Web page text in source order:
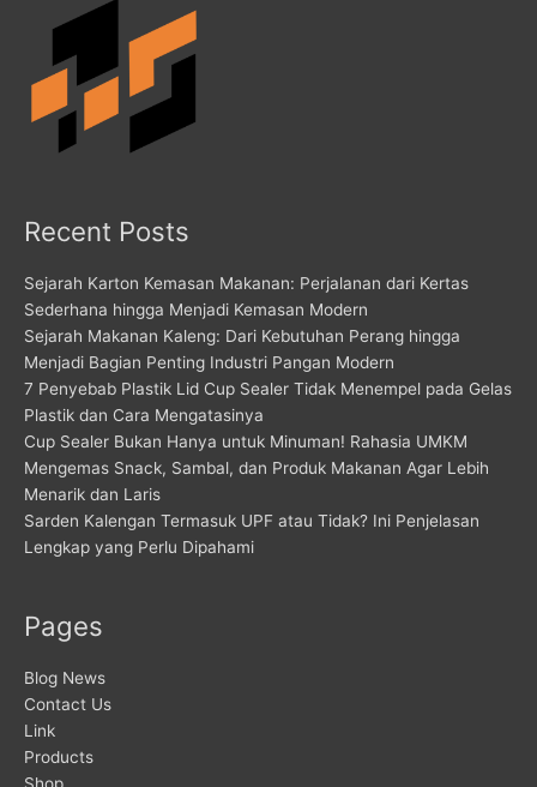
Recent Posts
Sejarah Karton Kemasan Makanan: Perjalanan dari Kertas
Sederhana hingga Menjadi Kemasan Modern
Sejarah Makanan Kaleng: Dari Kebutuhan Perang hingga
Menjadi Bagian Penting Industri Pangan Modern
7 Penyebab Plastik Lid Cup Sealer Tidak Menempel pada Gelas
Plastik dan Cara Mengatasinya
Cup Sealer Bukan Hanya untuk Minuman! Rahasia UMKM
Mengemas Snack, Sambal, dan Produk Makanan Agar Lebih
Menarik dan Laris
Sarden Kalengan Termasuk UPF atau Tidak? Ini Penjelasan
Lengkap yang Perlu Dipahami
Pages
Blog News
Contact Us
Link
Products
Shop